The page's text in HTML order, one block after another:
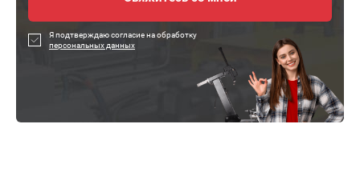
Я подтверждаю согласие на обработку
персональных данных